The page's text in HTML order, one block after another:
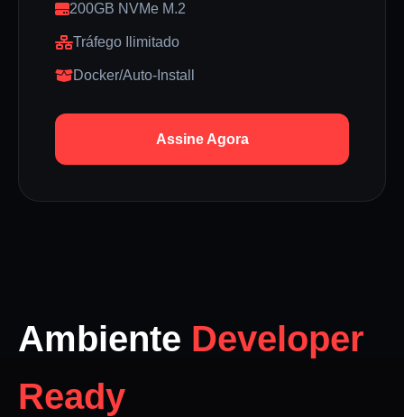
200GB NVMe M.2
Tráfego Ilimitado
Docker/Auto-Install
Assine Agora
Ambiente Developer
Ready